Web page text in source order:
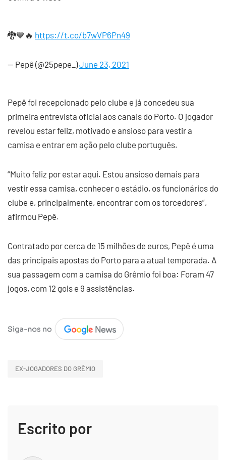
🐉💙🔥 https://t.co/b7wVP6Pn49
— Pepê (@25pepe_)June 23, 2021
Pepê foi recepcionado pelo clube e já concedeu sua
primeira entrevista oficial aos canais do Porto. O jogador
revelou estar feliz, motivado e ansioso para vestir a
camisa e entrar em ação pelo clube português.
“Muito feliz por estar aqui. Estou ansioso demais para
vestir essa camisa, conhecer o estádio, os funcionários do
clube e, principalmente, encontrar com os torcedores”,
afirmou Pepê.
Contratado por cerca de 15 milhões de euros, Pepê é uma
das principais apostas do Porto para a atual temporada. A
sua passagem com a camisa do Grêmio foi boa: Foram 47
jogos, com 12 gols e 9 assistências.
EX-JOGADORES DO GRÊMIO
Escrito por